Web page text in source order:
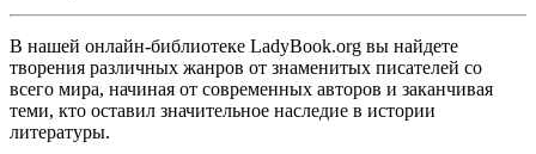
В нашей онлайн-библиотеке LadyBook.org вы найдете
творения различных жанров от знаменитых писателей со
всего мира, начиная от современных авторов и заканчивая
теми, кто оставил значительное наследие в истории
литературы.